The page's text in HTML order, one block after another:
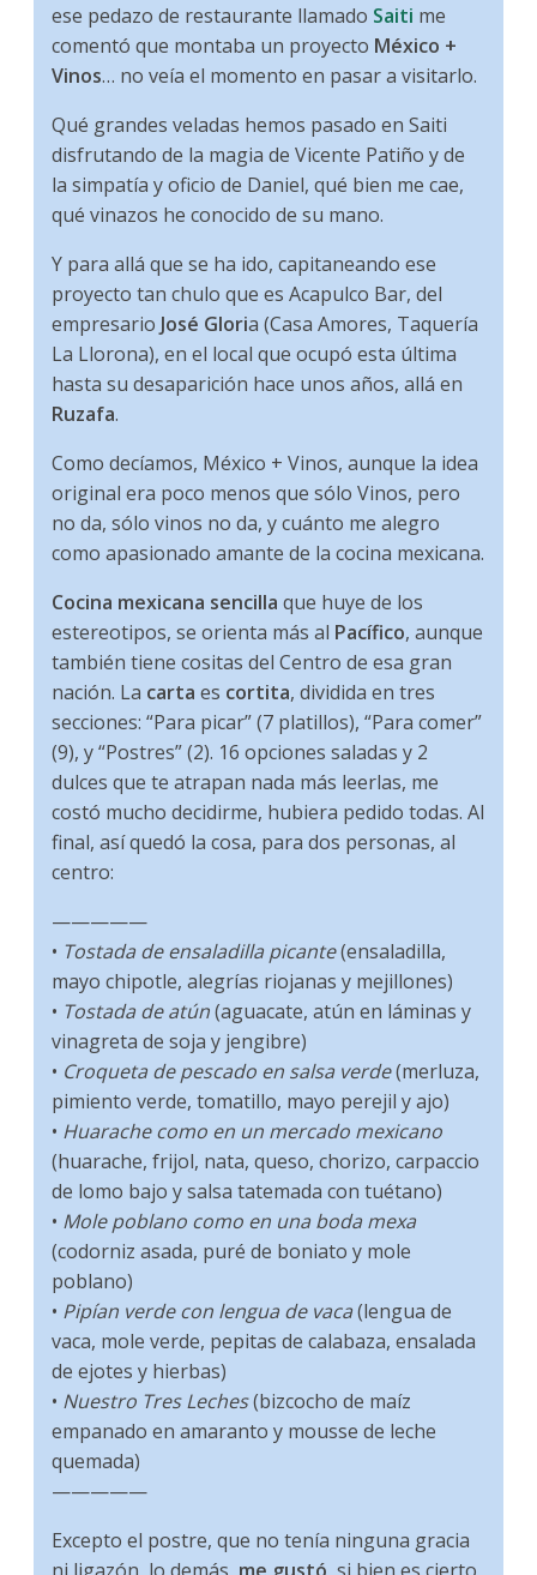
ese pedazo de restaurante llamado Saiti me
comentó que montaba un proyecto México +
Vinos… no veía el momento en pasar a visitarlo.
Qué grandes veladas hemos pasado en Saiti
disfrutando de la magia de Vicente Patiño y de
la simpatía y oficio de Daniel, qué bien me cae,
qué vinazos he conocido de su mano.
Y para allá que se ha ido, capitaneando ese
proyecto tan chulo que es Acapulco Bar, del
empresario José Gloria (Casa Amores, Taquería
La Llorona), en el local que ocupó esta última
hasta su desaparición hace unos años, allá en
Ruzafa.
Como decíamos, México + Vinos, aunque la idea
original era poco menos que sólo Vinos, pero
no da, sólo vinos no da, y cuánto me alegro
como apasionado amante de la cocina mexicana.
Cocina mexicana sencilla que huye de los
estereotipos, se orienta más al Pacífico, aunque
también tiene cositas del Centro de esa gran
nación. La carta es cortita, dividida en tres
secciones: “Para picar” (7 platillos), “Para comer”
(9), y “Postres” (2). 16 opciones saladas y 2
dulces que te atrapan nada más leerlas, me
costó mucho decidirme, hubiera pedido todas. Al
final, así quedó la cosa, para dos personas, al
centro:
—————
• Tostada de ensaladilla picante(ensaladilla,
mayo chipotle, alegrías riojanas y mejillones)
• Tostada de atún(aguacate, atún en láminas y
vinagreta de soja y jengibre)
• Croqueta de pescado en salsa verde(merluza,
pimiento verde, tomatillo, mayo perejil y ajo)
• Huarache como en un mercado mexicano
(huarache, frijol, nata, queso, chorizo, carpaccio
de lomo bajo y salsa tatemada con tuétano)
• Mole poblano como en una boda mexa
(codorniz asada, puré de boniato y mole
poblano)
• Pipían verde con lengua de vaca(lengua de
vaca, mole verde, pepitas de calabaza, ensalada
de ejotes y hierbas)
• Nuestro Tres Leches(bizcocho de maíz
empanado en amaranto y mousse de leche
quemada)
—————
Excepto el postre, que no tenía ninguna gracia